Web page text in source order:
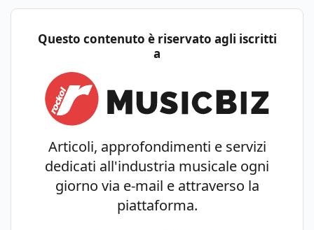
Questo contenuto è riservato agli iscritti
a
Articoli, approfondimenti e servizi
dedicati all'industria musicale ogni
giorno via e-mail e attraverso la
piattaforma.